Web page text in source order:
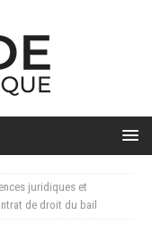
juridiques et
de droit du bail